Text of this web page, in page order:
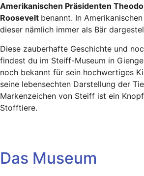
Amerikanischen Präsidenten
Roosevelt benannt. In
dieser nämlich immer als Bär
Diese zauberhafte Geschichte und
findest du im Steiff-Museum in
noch bekannt für sein hochwertiges
seine lebensechten Darstellung der
Markenzeichen von Steiff ist ein
Stofftiere.
Das Museum